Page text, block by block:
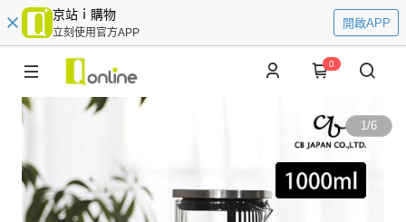
京站ｉ購物
立刻使用官方APP
開啟APP
0
1/6